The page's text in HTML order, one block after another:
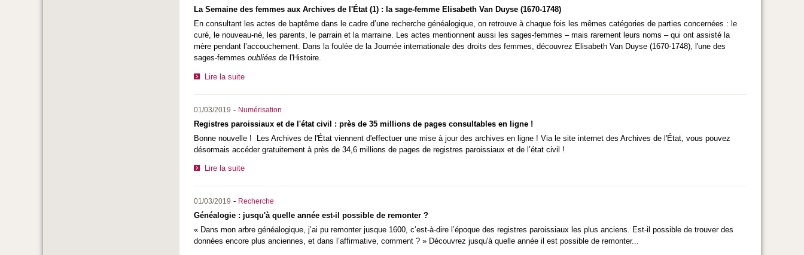
La Semaine des femmes aux Archives de l'État (1) : la sage-femme Elisabeth Van Duyse (1670-1748)
En consultant les actes de baptême dans le cadre d’une recherche généalogique, on retrouve à chaque fois les mêmes catégories de parties concernées : le
curé, le nouveau-né, les parents, le parrain et la marraine. Les actes mentionnent aussi les sages-femmes – mais rarement leurs noms – qui ont assisté la
mère pendant l’accouchement. Dans la foulée de la Journée internationale des droits des femmes, découvrez Elisabeth Van Duyse (1670-1748), l'une des
sages-femmes oubliées de l'Histoire.
Lire la suite
01/03/2019 - Numérisation
Registres paroissiaux et de l'état civil : près de 35 millions de pages consultables en ligne !
Bonne nouvelle ! Les Archives de l'État viennent d'effectuer une mise à jour des archives en ligne ! Via le site internet des Archives de l'État, vous pouvez
désormais accéder gratuitement à près de 34,6 millions de pages de registres paroissiaux et de l’état civil !
Lire la suite
01/03/2019 - Recherche
Généalogie : jusqu'à quelle année est-il possible de remonter ?
« Dans mon arbre généalogique, j’ai pu remonter jusque 1600, c’est-à-dire l’époque des registres paroissiaux les plus anciens. Est-il possible de trouver des
données encore plus anciennes, et dans l’affirmative, comment ? » Découvrez jusqu'à quelle année il est possible de remonter...